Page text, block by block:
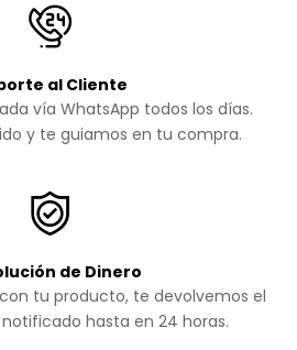
al Cliente
vía WhatsApp todos los días.
y te guiamos en tu compra.
de Dinero
tu producto, te devolvemos el
hasta en 24 horas.